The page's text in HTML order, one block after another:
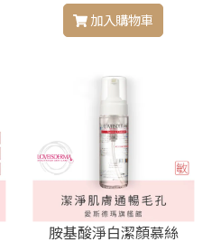
加入購物車
胺基酸淨白潔顏慕絲